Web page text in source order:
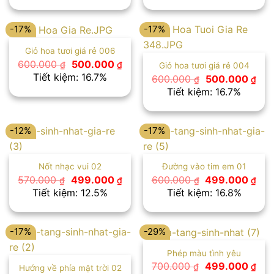
là:
500.000 ₫.
là:
-17%
Giỏ hoa tươi giá rẻ 006
600.000₫
Giá
gốc
là:
500.000 ₫Giá
hiện
là:
500.000 ₫.
Tiết kiệm: 16.7%
-17%
Giỏ hoa tươi giá rẻ 004
600.000₫
Giá
gốc
là:
500.000 ₫Giá
hiện
là:
Tiết kiệm: 16.7%
-12%
Nốt nhạc vui 02
570.000₫ Giá
gốc
là:
499.000 ₫Giá
hiện
là:
499.000 ₫.
Tiết kiệm: 12.5%
-17%
Đường vào tim em 01
600.000₫ Giá
gốc
là:
499.000₫Giá
là:
Tiết kiệm: 16.8%
-17%
Hướng về phía mặt trời 02
-29%
Phép màu tình yêu
700.000₫ Giá
499.000 ₫Giá